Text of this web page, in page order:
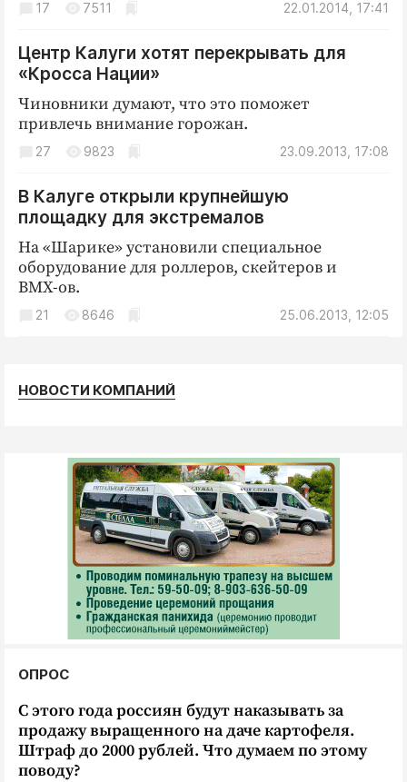
22.01.2014, 17:41
17 7511
Центр Калуги хотят перекрывать для
«Кросса Нации»
Чиновники думают, что это поможет
привлечь внимание горожан.
23.09.2013, 17:08
27 9823
В Калуге открыли крупнейшую
площадку для экстремалов
На «Шарике» установили специальное
оборудование для роллеров, скейтеров и
BMX-ов.
25.06.2013, 12:05
21 8646
НОВОСТИ КОМПАНИЙ
ОПРОС
С этого года россиян будут наказывать за
продажу выращенного на даче картофеля.
Штраф до 2000 рублей. Что думаем по этому
поводу?